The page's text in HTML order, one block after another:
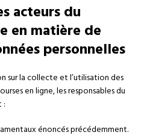
acteurs du
en matière de
personnelles
sur la collecte et l’utilisation des
en ligne, les responsables du
:
énoncés précédemment.